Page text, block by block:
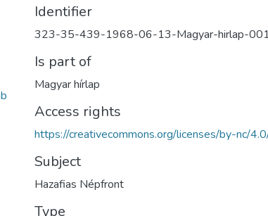
Identifier
323-35-439-1968-06-13-Magyar-hirlap-
Is part of
Magyar hírlap
Access rights
https://creativecommons.org/licenses/by-nc/
Subject
Hazafias Népfront
Type